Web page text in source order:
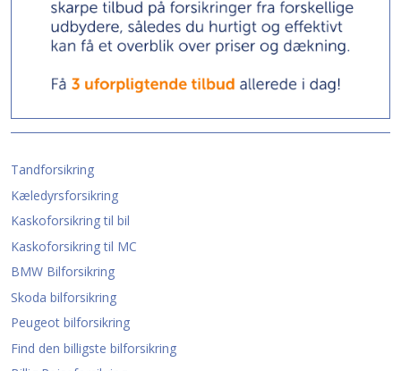
Tandforsikring
Kæledyrsforsikring
Kaskoforsikring til bil
Kaskoforsikring til MC
BMW Bilforsikring
Skoda bilforsikring
Peugeot bilforsikring
Find den billigste bilforsikring